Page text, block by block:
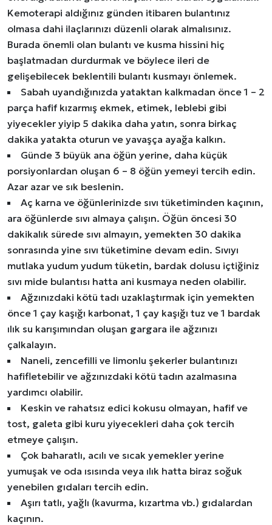
Kemoterapi aldığınız günden itibaren bulantınız
olmasa dahi ilaçlarınızı düzenli olarak almalısınız.
Burada önemli olan bulantı ve kusma hissini hiç
başlatmadan durdurmak ve böylece ileri de
gelişebilecek beklentili bulantı kusmayı önlemek.
Sabah uyandığınızda yataktan kalkmadan önce 1 – 2
parça hafif kızarmış ekmek, etimek, leblebi gibi
yiyecekler yiyip 5 dakika daha yatın, sonra birkaç
dakika yatakta oturun ve yavaşça ayağa kalkın.
Günde 3 büyük ana öğün yerine, daha küçük
porsiyonlardan oluşan 6 – 8 öğün yemeyi tercih edin.
Azar azar ve sık beslenin.
Aç karna ve öğünlerinizde sıvı tüketiminden kaçının,
ara öğünlerde sıvı almaya çalışın. Öğün öncesi 30
dakikalık sürede sıvı almayın, yemekten 30 dakika
sonrasında yine sıvı tüketimine devam edin. Sıvıyı
mutlaka yudum yudum tüketin, bardak dolusu içtiğiniz
sıvı mide bulantısı hatta ani kusmaya neden olabilir.
Ağzınızdaki kötü tadı uzaklaştırmak için yemekten
önce 1 çay kaşığı karbonat, 1 çay kaşığı tuz ve 1 bardak
ılık su karışımından oluşan gargara ile ağzınızı
çalkalayın.
Naneli, zencefilli ve limonlu şekerler bulantınızı
hafifletebilir ve ağzınızdaki kötü tadın azalmasına
yardımcı olabilir.
Keskin ve rahatsız edici kokusu olmayan, hafif ve
tost, galeta gibi kuru yiyecekleri daha çok tercih
etmeye çalışın.
Çok baharatlı, acılı ve sıcak yemekler yerine
yumuşak ve oda ısısında veya ılık hatta biraz soğuk
yenebilen gıdaları tercih edin.
Aşırı tatlı, yağlı (kavurma, kızartma vb.) gıdalardan
kaçının.